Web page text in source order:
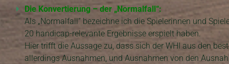
Die Konvertierung – der „Normalfall“:
Als „Normalfall“ bezeichne ich die Spielerinnen und
20 handicap-relevante Ergebnisse erspielt haben.
Hier trifft die Aussage zu, dass sich der WHI aus den
allerdings Ausnahmen, und Ausnahmen von den